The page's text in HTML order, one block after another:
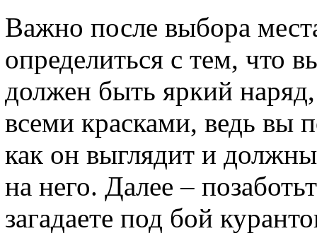
Важно после выбора
определиться с тем, что
должен быть яркий
всеми красками, ведь вы
как он выглядит и
на него. Далее –
загадаете под бой